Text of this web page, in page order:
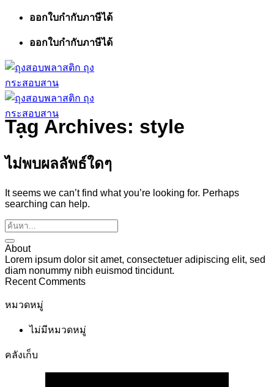
ข้าม
เนื้อหา
ออกใบกำกับภาษีได้
ออกใบกำกับภาษีได้
Tag Archives: style
ไม่พบผลลัพธ์ใดๆ
It seems we can’t find what you’re looking for. Perhaps
searching can help.
About
Lorem ipsum dolor sit amet, consectetuer adipiscing elit, sed
diam nonummy nibh euismod tincidunt.
Recent Comments
หมวดหมู่
ไม่มีหมวดหมู่
คลังเก็บ